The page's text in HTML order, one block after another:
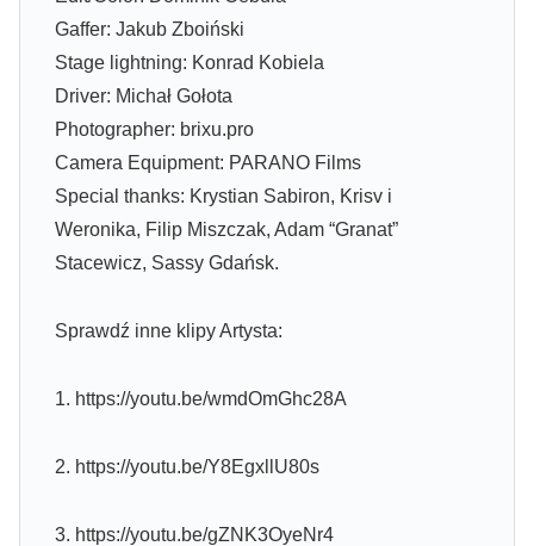
Gaffer: Jakub Zboiński
Stage lightning: Konrad Kobiela
Driver: Michał Gołota
Photographer: brixu.pro
Camera Equipment: PARANO Films
Special thanks: Krystian Sabiron, Krisv i
Weronika, Filip Miszczak, Adam “Granat”
Stacewicz, Sassy Gdańsk.
Sprawdź inne klipy Artysta:
1. https://youtu.be/wmdOmGhc28A
2. https://youtu.be/Y8EgxllU80s
3. https://youtu.be/gZNK3OyeNr4